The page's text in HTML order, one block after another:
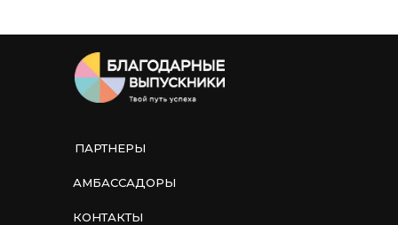
Школьники
получают то, что
нужно для их хобби,
деятельности.
8. ФИНАЛЬНЫЙ
ОТЧЕТ - честность
АМБАССАДОРЫ
КОНТАКТЫ
ПАРТНЕРЫ